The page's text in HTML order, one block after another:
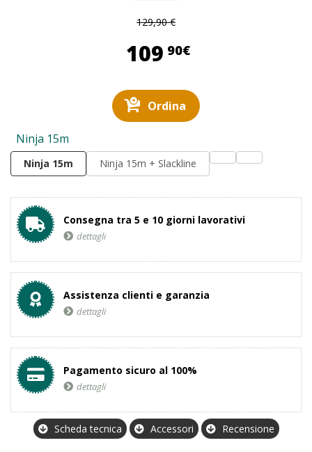
129,90 €
109 90€109,90 €
Ordina
Ninja 15m
Ninja 15m Ninja 15m + Slackline
Consegna tra 5 e 10 giorni lavorativi
dettagli
Assistenza clienti e garanzia
dettagli
Pagamento sicuro al 100%
dettagli
Scheda tecnica Accessori Recensione